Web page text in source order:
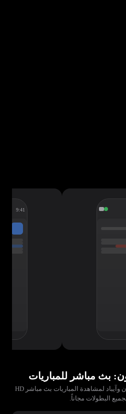
9:41
بث مباشر للمباريات
تنزيل تطبيق يلا شووت على آيفون وآيباد لمشاهدة المباريات بث مباشر HD
البطولات مجاناً.